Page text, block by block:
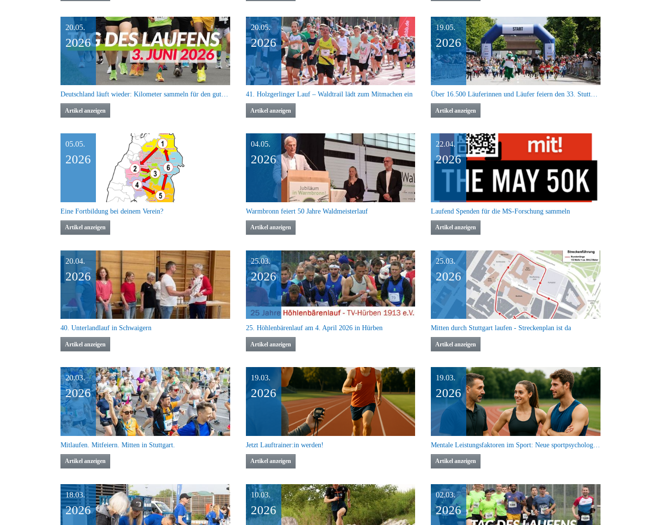
20.05.
2026
Deutschland läuft wieder: Kilometer sammeln für den guten Zweck
Artikel anzeigen
20.05.
2026
41. Holzgerlinger Lauf – Waldtrail lädt zum Mitmachen ein
Artikel anzeigen
19.05.
2026
Über 16.500 Läuferinnen und Läufer feiern den 33. Stuttgart-Lauf bei bestem Laufwetter
Artikel anzeigen
05.05.
2026
Eine Fortbildung bei deinem Verein?
Artikel anzeigen
04.05.
2026
Warmbronn feiert 50 Jahre Waldmeisterlauf
Artikel anzeigen
22.04.
2026
Laufend Spenden für die MS-Forschung sammeln
Artikel anzeigen
20.04.
2026
40. Unterlandlauf in Schwaigern
Artikel anzeigen
25.03.
2026
25. Höhlenbärenlauf am 4. April 2026 in Hürben
Artikel anzeigen
25.03.
2026
Mitten durch Stuttgart laufen - Streckenplan ist da
Artikel anzeigen
20.03.
2026
Mitlaufen. Mitfeiern. Mitten in Stuttgart.
Artikel anzeigen
19.03.
2026
Jetzt Lauftrainer:in werden!
Artikel anzeigen
19.03.
2026
Artikel anzeigen
18.03.
2026
10.03.
2026
02.03.
2026